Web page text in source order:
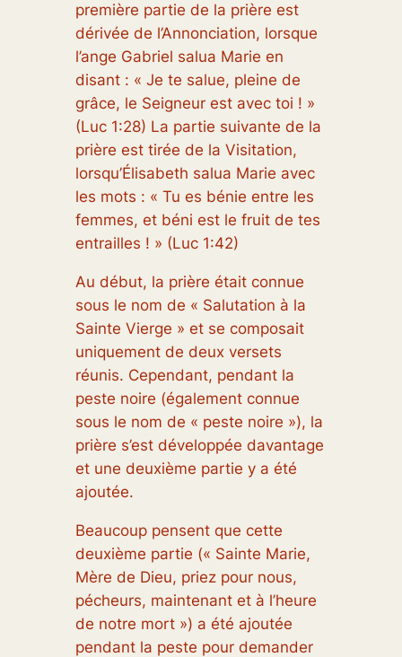
première partie de la prière est
dérivée de l’Annonciation, lorsque
l’ange Gabriel salua Marie en
disant : « Je te salue, pleine de
grâce, le Seigneur est avec toi ! »
(Luc 1:28) La partie suivante de la
prière est tirée de la Visitation,
lorsqu’Élisabeth salua Marie avec
les mots : « Tu es bénie entre les
femmes, et béni est le fruit de tes
entrailles ! » (Luc 1:42)
Au début, la prière était connue
sous le nom de « Salutation à la
Sainte Vierge » et se composait
uniquement de deux versets
réunis. Cependant, pendant la
peste noire (également connue
sous le nom de « peste noire »), la
prière s’est développée davantage
et une deuxième partie y a été
ajoutée.
Beaucoup pensent que cette
deuxième partie (« Sainte Marie,
Mère de Dieu, priez pour nous,
pécheurs, maintenant et à l’heure
de notre mort ») a été ajoutée
pendant la peste pour demander